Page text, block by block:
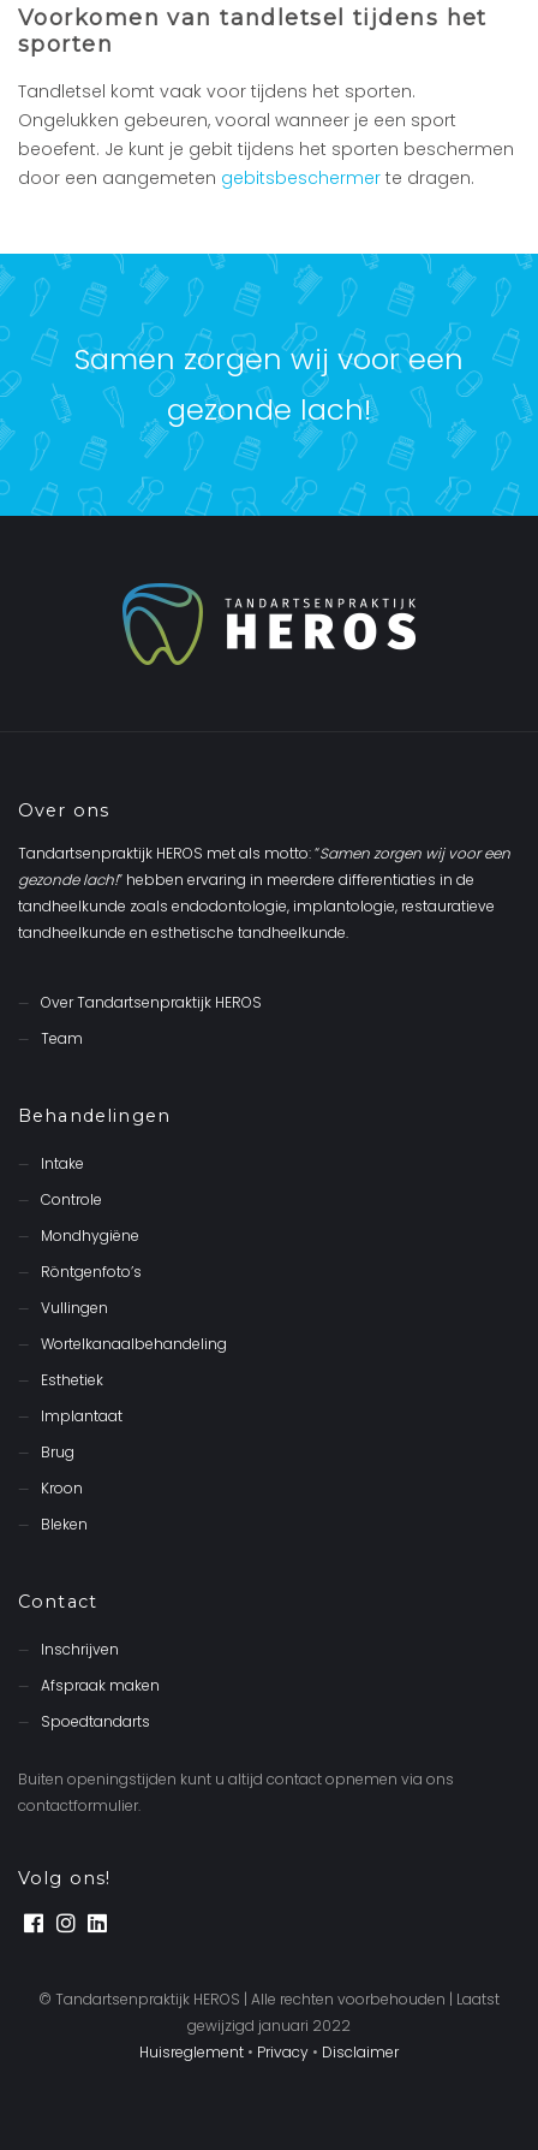
Voorkomen van tandletsel tijdens het
sporten
Tandletsel komt vaak voor tijdens het sporten.
Ongelukken gebeuren, vooral wanneer je een sport
beoefent. Je kunt je gebit tijdens het sporten beschermen
door een aangemeten gebitsbeschermer te dragen.
Samen zorgen wij voor een
gezonde lach!
Over ons
Tandartsenpraktijk HEROS met als motto: “Samen zorgen wij voor een
gezonde lach!” hebben ervaring in meerdere differentiaties in de
tandheelkunde zoals endodontologie, implantologie, restauratieve
tandheelkunde en esthetische tandheelkunde.
Over Tandartsenpraktijk HEROS
Team
Behandelingen
Intake
Controle
Mondhygiëne
Röntgenfoto’s
Vullingen
Wortelkanaalbehandeling
Esthetiek
Implantaat
Brug
Kroon
Bleken
Contact
Inschrijven
Afspraak maken
Spoedtandarts
Buiten openingstijden kunt u altijd contact opnemen via ons
contactformulier.
Volg ons!
© Tandartsenpraktijk HEROS | Alle rechten voorbehouden | Laatst
gewijzigd januari 2022
Huisreglement • Privacy • Disclaimer